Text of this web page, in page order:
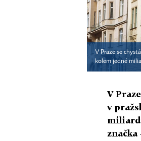
V Praze se
kolem jedné
V
v